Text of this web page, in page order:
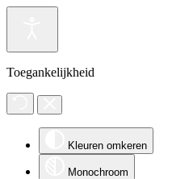
Toegankelijkheid
Kleuren omkeren
Monochroom